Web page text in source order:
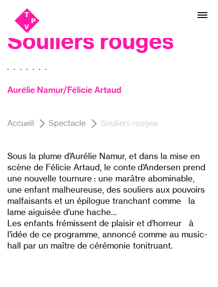
Aller
au
menu
Aller au
contenu
danse, Théâtre
Souliers rouges
Aurélie Namur/Félicie Artaud
Accueil Spectacle Souliers rouges
Sous la plume d’Aurélie Namur, et dans la mise en
scène de Félicie Artaud, le conte d’Andersen prend
une nouvelle tournure : une marâtre abominable,
une enfant malheureuse, des souliers aux pouvoirs
malfaisants et un épilogue tranchant comme la
lame aiguisée d’une hache…
Les enfants frémissent de plaisir et d’horreur à
l’idée de ce programme, annoncé comme au music-
hall par un maître de cérémonie tonitruant.